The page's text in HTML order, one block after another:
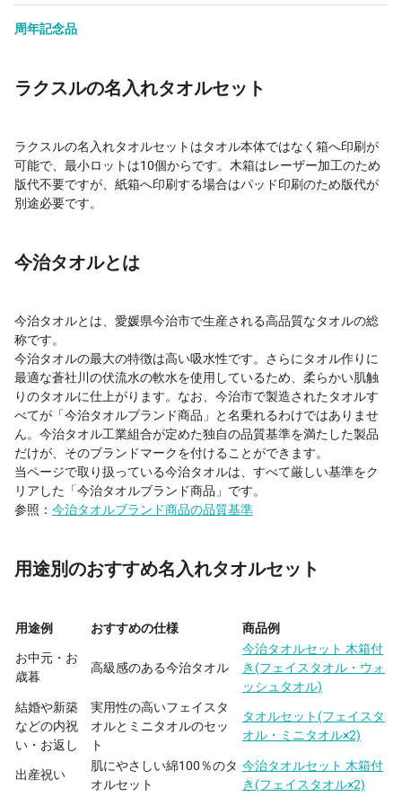
周年記念品
ラクスルの名入れタオルセット
ラクスルの名入れタオルセットはタオル本体ではなく箱へ印刷が
可能で、最小ロットは10個からです。木箱はレーザー加工のため
版代不要ですが、紙箱へ印刷する場合はパッド印刷のため版代が
別途必要です。
今治タオルとは
今治タオルとは、愛媛県今治市で生産される高品質なタオルの総
称です。
今治タオルの最大の特徴は高い吸水性です。さらにタオル作りに
最適な蒼社川の伏流水の軟水を使用しているため、柔らかい肌触
りのタオルに仕上がります。なお、今治市で製造されたタオルす
べてが「今治タオルブランド商品」と名乗れるわけではありませ
ん。今治タオル工業組合が定めた独自の品質基準を満たした製品
だけが、そのブランドマークを付けることができます。
当ページで取り扱っている今治タオルは、すべて厳しい基準をク
リアした「今治タオルブランド商品」です。
参照： 今治タオルブランド商品の品質基準
用途別のおすすめ名入れタオルセット
用途例 おすすめの仕様 商品例
お中元・お
歳暮
高級感のある今治タオル
今治タオルセット 木箱付
き(フェイスタオル・ウォ
ッシュタオル)
結婚や新築
などの内祝
い・お返し
実用性の高いフェイスタ
オルとミニタオルのセッ
ト
タオルセット(フェイスタ
オル・ミニタオル×2)
出産祝い
肌にやさしい綿100％のタ
オルセット
今治タオルセット 木箱付
き(フェイスタオル×2)